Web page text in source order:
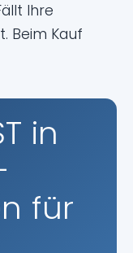
Ihre
Beim Kauf
in
für